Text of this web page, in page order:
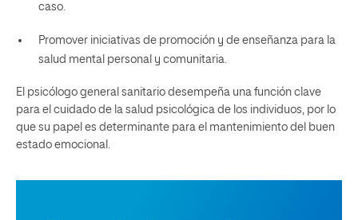
caso.
Promover iniciativas de promoción y de enseñanza para la
salud mental personal y comunitaria.
El psicólogo general sanitario desempeña una función clave
para el cuidado de la salud psicológica de los individuos, por lo
que su papel es determinante para el mantenimiento del buen
estado emocional.